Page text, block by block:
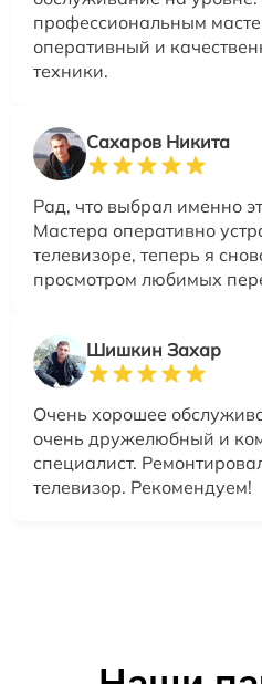
профессиональным
оперативный и
техники.
Сахаров Никита
Рад, что выбрал именно
Мастера оперативно
телевизоре, теперь я
просмотром любимых
Шишкин Захар
Очень хорошее
очень дружелюбный и
специалист.
телевизор. Рекомендуем!